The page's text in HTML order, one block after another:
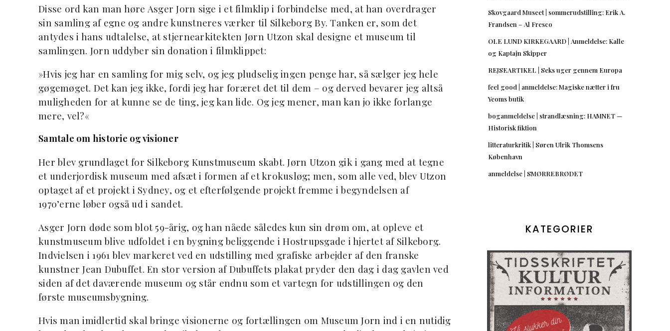
Disse ord kan man høre Asger Jorn sige i et filmklip i forbindelse med, at han overdrager
sin samling af egne og andre kunstneres værker til Silkeborg By. Tanken er, som det
antydes i hans udtalelse, at stjernearkitekten Jørn Utzon skal designe et museum til
samlingen. Jorn uddyber sin donation i filmklippet:
»Hvis jeg har en samling for mig selv, og jeg pludselig ingen penge har, så sælger jeg hele
gøgemøget. Det kan jeg ikke, fordi jeg har foræret det til dem – og derved bevarer jeg altså
muligheden for at kunne se de ting, jeg kan lide. Og jeg mener, man kan jo ikke forlange
mere, vel?«
Samtale om historie og visioner
Her blev grundlaget for Silkeborg Kunstmuseum skabt. Jørn Utzon gik i gang med at tegne
et underjordisk museum med afsæt i formen af et krokusløg; men, som alle ved, blev Utzon
optaget af et projekt i Sydney, og et efterfølgende projekt fremme i begyndelsen af
1970’erne løber også ud i sandet.
Asger Jorn døde som blot 59-årig, og han nåede således kun sin drøm om, at opleve et
kunstmuseum blive udfoldet i en bygning beliggende i Hostrupsgade i hjertet af Silkeborg.
Indvielsen i 1961 blev markeret ved en udstilling med grafiske arbejder af den franske
kunstner Jean Dubuffet. En stor version af Dubuffets plakat pryder den dag i dag gavlen ved
siden af det daværende museum og står endnu som et vartegn for udstillingen og den
første museumsbygning.
Hvis man imidlertid skal bringe visionerne og fortællingen om Museum Jorn ind i en nutidig
Skovgaard Museet | sommerudstilling: Erik A.
Frandsen – Al Fresco
OLE LUND KIRKEGAARD | Anmeldelse: Kalle
og Kaptajn Skipper
REJSEARTIKEL | Seks uger gennem Europa
feel good | anmeldelse: Magiske nætter i fru
Yeoms butik
boganmeldelse | strandlæsning: HAMNET —
Historisk fiktion
litteraturkritik | Søren Ulrik Thomsens
København
anmeldelse | SMØRREBRØDET
KATEGORIER